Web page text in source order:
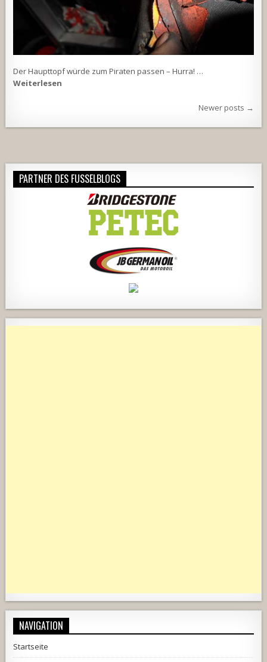
Der Haupttopf würde zum Piraten passen – Hurra! …
Weiterlesen
Newer posts →
PARTNER DES FUSSELBLOGS
NAVIGATION
Startseite